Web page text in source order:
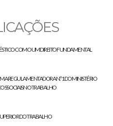
COMO UM DIREITO FUNDAMENTAL
REGULAMENTADORA N.º 1 DO MINISTÉRIO
NO TRABALHO
DO TRABALHO